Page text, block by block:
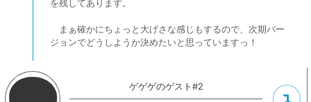
を残してあります。
まぁ確かにちょっと大げさな感じもするので、次期バー
ジョンでどうしようか決めたいと思っていますっ！
ゲゲゲのゲスト#2